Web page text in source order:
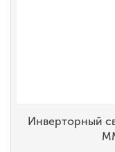
Инверторный